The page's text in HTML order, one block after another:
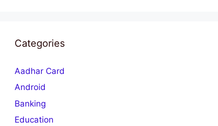
Categories
Aadhar Card
Android
Banking
Education